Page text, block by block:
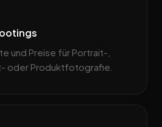
und Preise für Portrait-,
oder Produktfotografie.